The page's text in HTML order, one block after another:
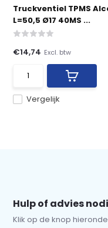
Truckventiel TPMS
L=50,5 Ø17 40MS ...
Vergelijk
€14,74 Excl. btw
Hulp of advies
Klik op de knop